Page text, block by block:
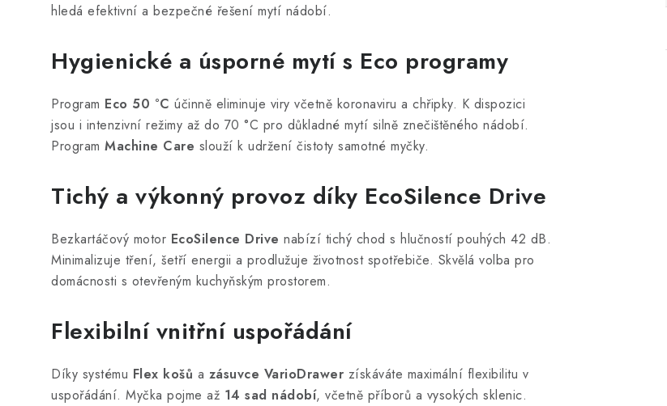
hledá efektivní a bezpečné řešení mytí nádobí.
Hygienické a úsporné mytí s Eco programy
Program Eco 50 °C účinně eliminuje viry včetně koronaviru a chřipky. K dispozici
jsou i intenzivní režimy až do 70 °C pro důkladné mytí silně znečištěného nádobí.
Program Machine Care slouží k udržení čistoty samotné myčky.
Tichý a výkonný provoz díky EcoSilence Drive
Bezkartáčový motor EcoSilence Drive nabízí tichý chod s hlučností pouhých 42 dB.
Minimalizuje tření, šetří energii a prodlužuje životnost spotřebiče. Skvělá volba pro
domácnosti s otevřeným kuchyňským prostorem.
Flexibilní vnitřní uspořádání
Díky systému Flex košů a zásuvce VarioDrawer získáváte maximální flexibilitu v
uspořádání. Myčka pojme až 14 sad nádobí, včetně příborů a vysokých sklenic.